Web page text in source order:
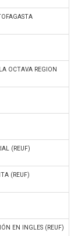
OCTAVA REGION
(REUF)
(REUF)
EN INGLES (REUF)